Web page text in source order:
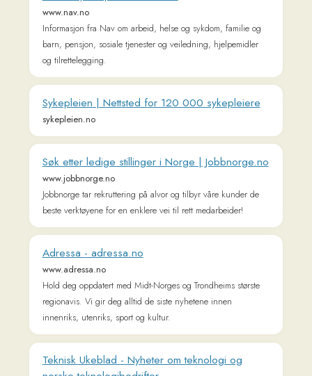
video lessons, grammar guides, and interactive materials.
Master Norwegian naturally with expert instruction from Peder
B. Helland.
Forsida | Klassekampen
www.klassekampen.no
Venstresidas dagsavis
Velkommen til øvingsressursen Bli klar til
norskprøven!
bliklar.portfolio.no
Språkrådet - statens forvaltningsorgan i
www.sprakradet.no
Språkrådet arbeider for å styrke det norske språket og
språkmangfoldet i landet.
Connect with us